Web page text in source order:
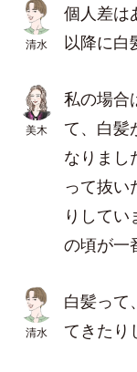
清水
個人差は
以降に白
美木
私の場合
て、白髪
なりまし
って抜い
りして
の頃が一
清水
白髪って
てきたり